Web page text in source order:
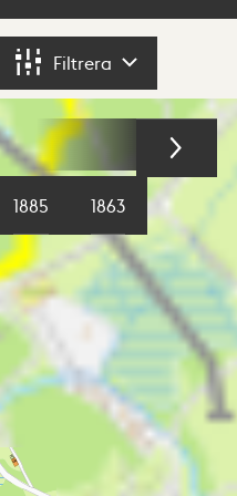
Filtrera
1885 1863